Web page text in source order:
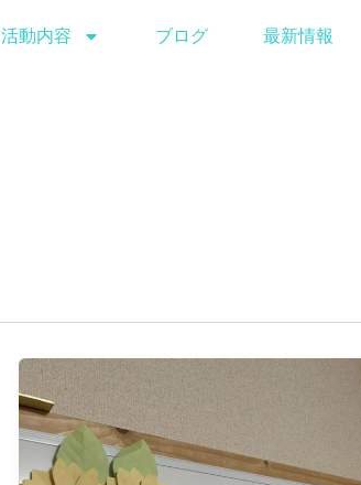
活動内容 ブログ 最新情報